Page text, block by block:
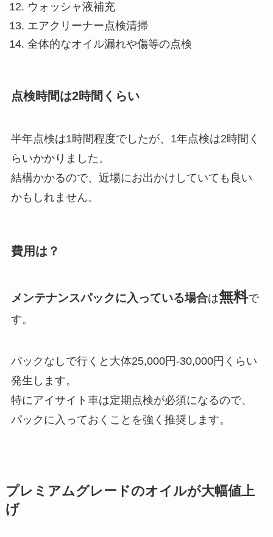
ウォッシャ液補充
エアクリーナー点検清掃
全体的なオイル漏れや傷等の点検
点検時間は2時間くらい
半年点検は1時間程度でしたが、1年点検は2時間く
らいかかりました。
結構かかるので、近場にお出かけしていても良い
かもしれません。
費用は？
メンテナンスパックに入っている場合は無料で
す。
パックなしで行くと大体25,000円-30,000円くらい
発生します。
特にアイサイト車は定期点検が必須になるので、
パックに入っておくことを強く推奨します。
プレミアムグレードのオイルが大幅値上
げ